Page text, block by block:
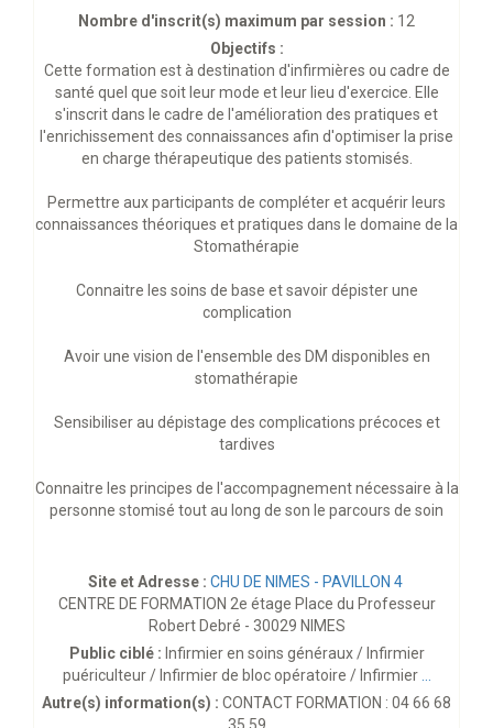
Nombre d'inscrit(s) maximum par session : 12
Objectifs :
Cette formation est à destination d'infirmières ou cadre de
santé quel que soit leur mode et leur lieu d'exercice. Elle
s'inscrit dans le cadre de l'amélioration des pratiques et
l'enrichissement des connaissances afin d'optimiser la prise
en charge thérapeutique des patients stomisés.
Permettre aux participants de compléter et acquérir leurs
connaissances théoriques et pratiques dans le domaine de la
Stomathérapie
Connaitre les soins de base et savoir dépister une
complication
Avoir une vision de l'ensemble des DM disponibles en
stomathérapie
Sensibiliser au dépistage des complications précoces et
tardives
Connaitre les principes de l'accompagnement nécessaire à la
personne stomisé tout au long de son le parcours de soin
Site et Adresse : CHU DE NIMES - PAVILLON 4
CENTRE DE FORMATION 2e étage Place du Professeur
Robert Debré - 30029 NIMES
Public ciblé : Infirmier en soins généraux / Infirmier
puériculteur / Infirmier de bloc opératoire / Infirmier
Autre(s) information(s) : CONTACT FORMATION : 04 66 68